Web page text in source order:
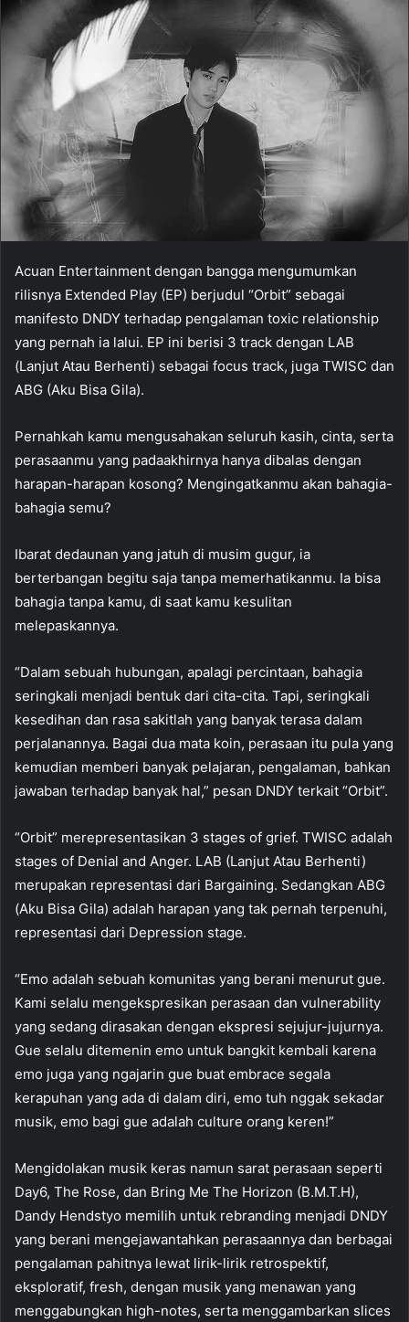
Acuan Entertainment dengan bangga mengumumkan
rilisnya Extended Play (EP) berjudul “Orbit” sebagai
manifesto DNDY terhadap pengalaman toxic relationship
yang pernah ia lalui. EP ini berisi 3 track dengan LAB
(Lanjut Atau Berhenti) sebagai focus track, juga TWISC dan
ABG (Aku Bisa Gila).
Pernahkah kamu mengusahakan seluruh kasih, cinta, serta
perasaanmu yang padaakhirnya hanya dibalas dengan
harapan-harapan kosong? Mengingatkanmu akan bahagia-
bahagia semu?
Ibarat dedaunan yang jatuh di musim gugur, ia
berterbangan begitu saja tanpa memerhatikanmu. Ia bisa
bahagia tanpa kamu, di saat kamu kesulitan
melepaskannya.
“Dalam sebuah hubungan, apalagi percintaan, bahagia
seringkali menjadi bentuk dari cita-cita. Tapi, seringkali
kesedihan dan rasa sakitlah yang banyak terasa dalam
perjalanannya. Bagai dua mata koin, perasaan itu pula yang
kemudian memberi banyak pelajaran, pengalaman, bahkan
jawaban terhadap banyak hal,” pesan DNDY terkait “Orbit”.
“Orbit” merepresentasikan 3 stages of grief. TWISC adalah
stages of Denial and Anger. LAB (Lanjut Atau Berhenti)
merupakan representasi dari Bargaining. Sedangkan ABG
(Aku Bisa Gila) adalah harapan yang tak pernah terpenuhi,
representasi dari Depression stage.
“Emo adalah sebuah komunitas yang berani menurut gue.
Kami selalu mengekspresikan perasaan dan vulnerability
yang sedang dirasakan dengan ekspresi sejujur-jujurnya.
Gue selalu ditemenin emo untuk bangkit kembali karena
emo juga yang ngajarin gue buat embrace segala
kerapuhan yang ada di dalam diri, emo tuh nggak sekadar
musik, emo bagi gue adalah culture orang keren!”
Mengidolakan musik keras namun sarat perasaan seperti
Day6, The Rose, dan Bring Me The Horizon (B.M.T.H),
Dandy Hendstyo memilih untuk rebranding menjadi DNDY
yang berani mengejawantahkan perasaannya dan berbagai
pengalaman pahitnya lewat lirik-lirik retrospektif,
eksploratif, fresh, dengan musik yang menawan yang
menggabungkan high-notes, serta menggambarkan slices